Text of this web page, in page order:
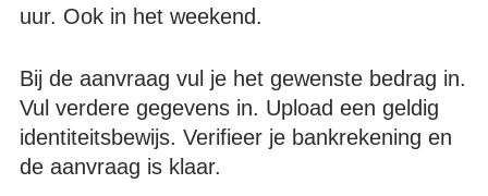
uur. Ook in het weekend.
Bij de aanvraag vul je het gewenste bedrag in.
Vul verdere gegevens in. Upload een geldig
identiteitsbewijs. Verifieer je bankrekening en
de aanvraag is klaar.